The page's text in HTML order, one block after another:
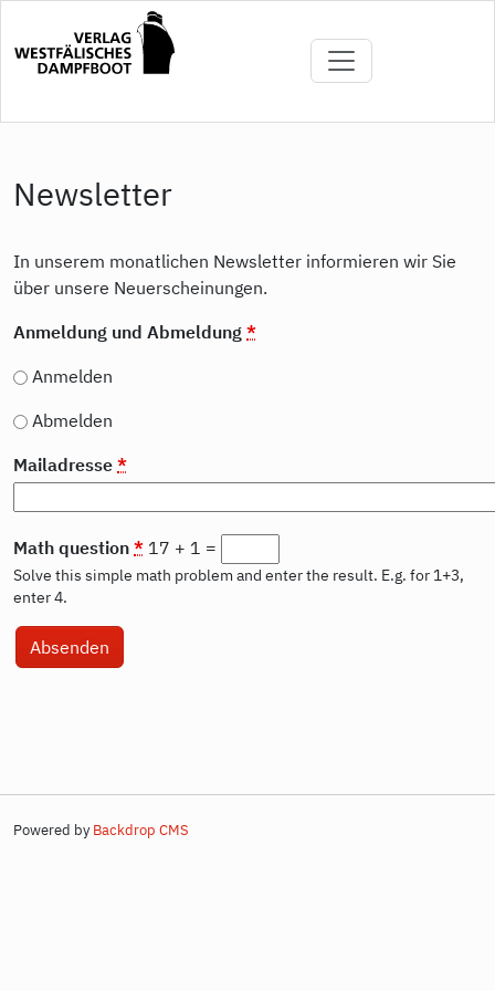
Inhalt
Newsletter
In unserem monatlichen Newsletter informieren wir Sie
über unsere Neuerscheinungen.
Anmeldung und Abmeldung *
Anmelden
Abmelden
Mailadresse *
Math question * 17 + 1 =
Solve this simple math problem and enter the result. E.g. for 1+3,
enter 4.
Powered by Backdrop CMS